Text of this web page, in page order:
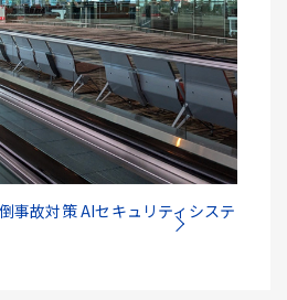
事故対策 AIセキュリティシステ